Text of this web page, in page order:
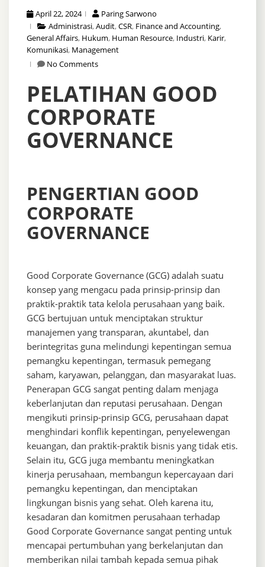
April 22, 2024
Paring Sarwono
Administrasi,Audit,CSR, Finance and Accounting,
General Affairs, Hukum, Human Resource, Industri, Karir,
Komunikasi, Management
No Comments
PELATIHAN GOOD
CORPORATE
GOVERNANCE
PENGERTIAN GOOD
CORPORATE
GOVERNANCE
Good Corporate Governance (GCG) adalah suatu
konsep yang mengacu pada prinsip-prinsip dan
praktik-praktik tata kelola perusahaan yang baik.
GCG bertujuan untuk menciptakan struktur
manajemen yang transparan, akuntabel, dan
berintegritas guna melindungi kepentingan semua
pemangku kepentingan, termasuk pemegang
saham, karyawan, pelanggan, dan masyarakat luas.
Penerapan GCG sangat penting dalam menjaga
keberlanjutan dan reputasi perusahaan. Dengan
mengikuti prinsip-prinsip GCG, perusahaan dapat
menghindari konflik kepentingan, penyelewengan
keuangan, dan praktik-praktik bisnis yang tidak etis.
Selain itu, GCG juga membantu meningkatkan
kinerja perusahaan, membangun kepercayaan dari
pemangku kepentingan, dan menciptakan
lingkungan bisnis yang sehat. Oleh karena itu,
kesadaran dan komitmen perusahaan terhadap
Good Corporate Governance sangat penting untuk
mencapai pertumbuhan yang berkelanjutan dan
memberikan nilai tambah kepada semua pihak